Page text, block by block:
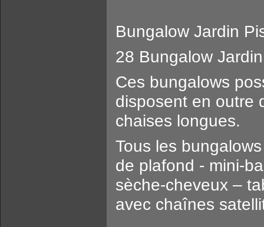
Bungalow Jardin
28 Bungalow
Ces bungalows
disposent en outre
chaises longues.
Tous les
de plafond - mini-
sèche-cheveux –
avec chaînes